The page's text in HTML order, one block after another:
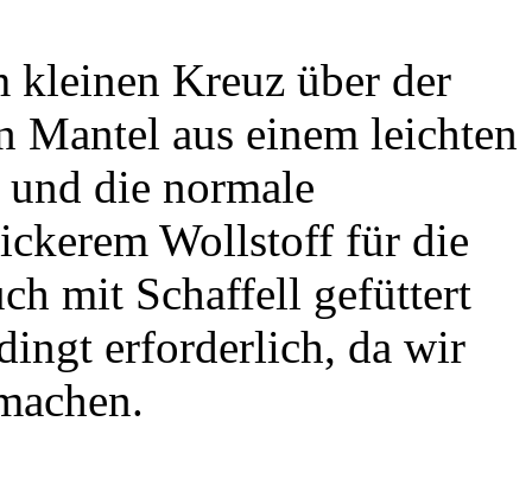
Kreuz über der
Mantel aus einem leichten
die normale
Wollstoff für die
mit Schaffell gefüttert
erforderlich, da wir